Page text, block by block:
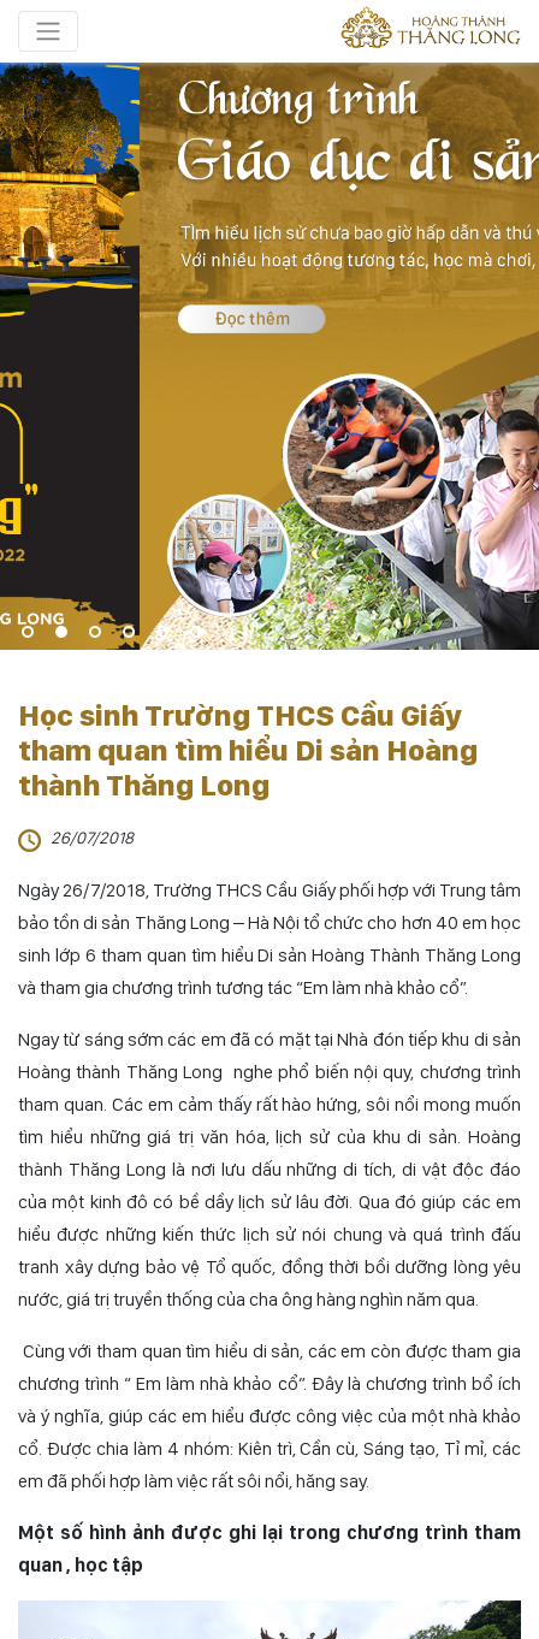
Học sinh Trường THCS Cầu Giấy
tham quan tìm hiểu Di sản Hoàng
thành Thăng Long
26/07/2018
Ngày 26/7/2018, Trường THCS Cầu Giấy phối hợp với Trung tâm
bảo tồn di sản Thăng Long – Hà Nội tổ chức cho hơn 40 em học
sinh lớp 6 tham quan tìm hiểu Di sản Hoàng Thành Thăng Long
và tham gia chương trình tương tác “Em làm nhà khảo cổ”.
Ngay từ sáng sớm các em đã có mặt tại Nhà đón tiếp khu di sản
Hoàng thành Thăng Long nghe phổ biến nội quy, chương trình
tham quan. Các em cảm thấy rất hào hứng, sôi nổi mong muốn
tìm hiểu những giá trị văn hóa, lịch sử của khu di sản. Hoàng
thành Thăng Long là nơi lưu dấu những di tích, di vật độc đáo
của một kinh đô có bề dầy lịch sử lâu đời. Qua đó giúp các em
hiểu được những kiến thức lịch sử nói chung và quá trình đấu
tranh xây dựng bảo vệ Tổ quốc, đồng thời bồi dưỡng lòng yêu
nước, giá trị truyền thống của cha ông hàng nghìn năm qua.
Cùng với tham quan tìm hiểu di sản, các em còn được tham gia
chương trình “ Em làm nhà khảo cổ”. Đây là chương trình bổ ích
và ý nghĩa, giúp các em hiểu được công việc của một nhà khảo
cổ. Được chia làm 4 nhóm: Kiên trì, Cần cù, Sáng tạo, Tỉ mỉ, các
em đã phối hợp làm việc rất sôi nổi, hăng say.
Một số hình ảnh được ghi lại trong chương trình tham
quan , học tập